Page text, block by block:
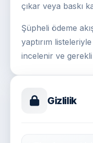
çıkar veya baskı
Şüpheli ödeme
yaptırım
incelenir ve
Gizlilik